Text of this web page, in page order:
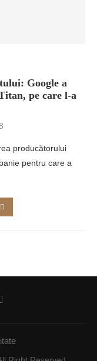
Google a
pe care l-a
producătorului
pentru care a